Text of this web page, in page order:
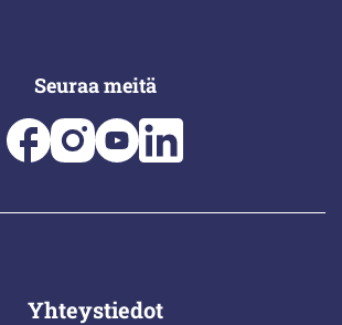
Seuraa meitä
Yhteystiedot